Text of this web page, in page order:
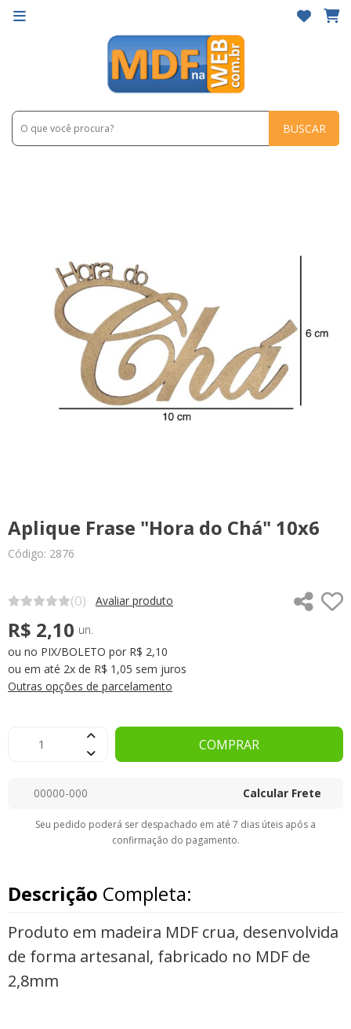
BUSCAR
Aplique Frase "Hora do Chá" 10x6
Código: 2876
(0) Avaliar produto
R$ 2,10 un.
ou no PIX/BOLETO por R$ 2,10
ou em até 2x de R$ 1,05 sem juros
Outras opções de parcelamento
COMPRAR
Calcular Frete
Seu pedido poderá ser despachado em até 7 dias úteis após a
confirmação do pagamento.
Descrição Completa:
Produto em madeira MDF crua, desenvolvida
de forma artesanal, fabricado no MDF de
2,8mm